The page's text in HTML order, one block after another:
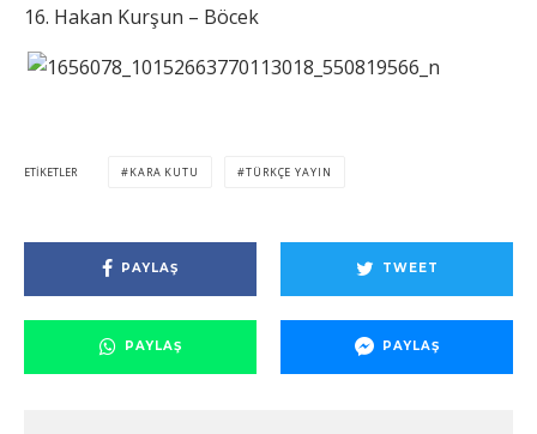
16. Hakan Kurşun – Böcek
ETIKETLER KARA KUTU TÜRKÇE YAYIN
PAYLAŞ TWEET
PAYLAŞ PAYLAŞ